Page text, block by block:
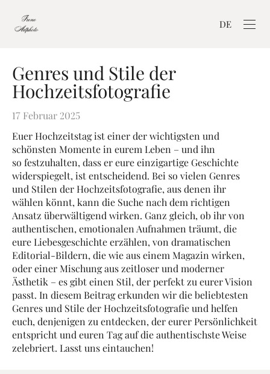
DE
Genres und Stile der
Hochzeitsfotografie
17 Februar 2025
Euer Hochzeitstag ist einer der wichtigsten und
schönsten Momente in eurem Leben – und ihn
so festzuhalten, dass er eure einzigartige Geschichte
widerspiegelt, ist entscheidend. Bei so vielen Genres
und Stilen der Hochzeitsfotografie, aus denen ihr
wählen könnt, kann die Suche nach dem richtigen
Ansatz überwältigend wirken. Ganz gleich, ob ihr von
authentischen, emotionalen Aufnahmen träumt, die
eure Liebesgeschichte erzählen, von dramatischen
Editorial-Bildern, die wie aus einem Magazin wirken,
oder einer Mischung aus zeitloser und moderner
Ästhetik – es gibt einen Stil, der perfekt zu eurer Vision
passt. In diesem Beitrag erkunden wir die beliebtesten
Genres und Stile der Hochzeitsfotografie und helfen
euch, denjenigen zu entdecken, der eurer Persönlichkeit
entspricht und euren Tag auf die authentischste Weise
zelebriert. Lasst uns eintauchen!